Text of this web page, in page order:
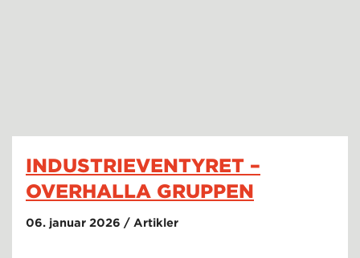
INDUSTRIEVENTYRET –
OVERHALLA GRUPPEN
06. januar 2026 / Artikler